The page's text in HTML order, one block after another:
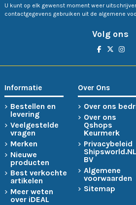
U kunt op elk gewenst moment weer
contactgegevens gebruiken uit de algemene
Volg ons
Informatie
Bestellen en
levering
Veelgestelde
vragen
Merken
Nieuwe
producten
Best verkochte
artikelen
Meer weten
over iDEAL
Over Ons
Over ons
Over ons
Qshops
Keurmerk
Privacybeleid
Shipsworld.NL
BV
Algemene
voorwaarden
Sitemap